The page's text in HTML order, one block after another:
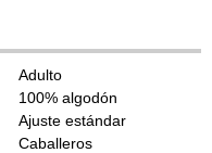
Adulto
100% algodón
Ajuste estándar
Caballeros